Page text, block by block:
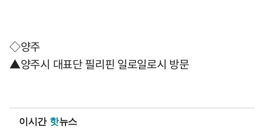
◇양주
▲양주시 대표단 필리핀 일로일로시 방문
이시간 핫뉴스